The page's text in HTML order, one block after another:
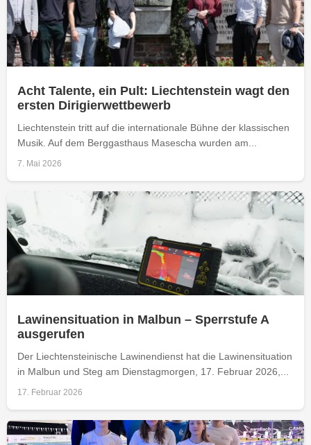
Acht Talente, ein Pult: Liechtenstein wagt den
ersten Dirigierwettbewerb
Liechtenstein tritt auf die internationale Bühne der klassischen
Musik. Auf dem Berggasthaus Masescha wurden am...
7. Mai 2026
Lawinensituation in Malbun – Sperrstufe A
ausgerufen
Der Liechtensteinische Lawinendienst hat die Lawinensituation
in Malbun und Steg am Dienstagmorgen, 17. Februar 2026,...
17. Februar 2026